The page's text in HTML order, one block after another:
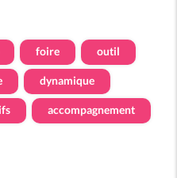
foire outil
dynamique
accompagnement